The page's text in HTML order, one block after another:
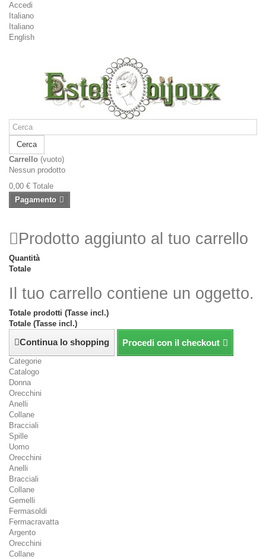
Accedi
Italiano
Italiano
English
Cerca
Carrello (vuoto)
Nessun prodotto
0,00 € Totale
Pagamento
Prodotto aggiunto al tuo carrello
Quantità
Totale
Il tuo carrello contiene un oggetto.
Totale prodotti (Tasse incl.)
Totale (Tasse incl.)
Continua lo shopping Procedi con il checkout
Categorie
Catalogo
Donna
Orecchini
Anelli
Collane
Bracciali
Spille
Uomo
Orecchini
Anelli
Bracciali
Collane
Gemelli
Fermasoldi
Fermacravatta
Argento
Orecchini
Collane